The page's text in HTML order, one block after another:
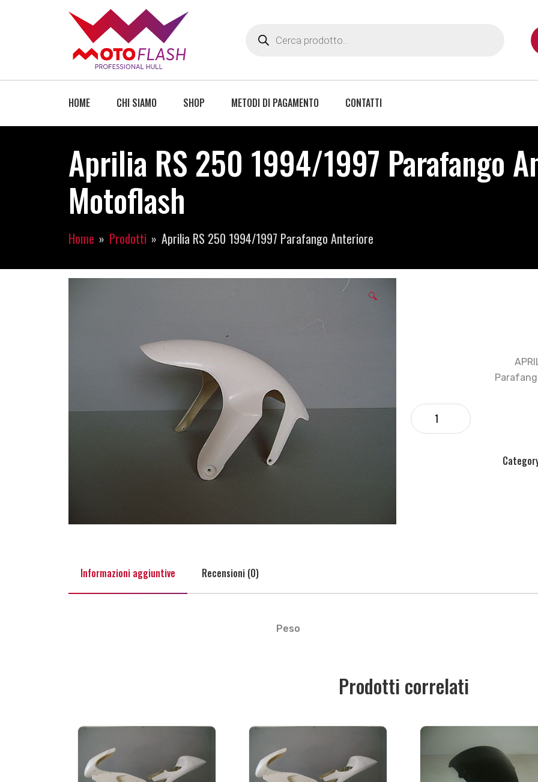
HOME CHI SIAMO SHOP METODI DI PAGAMENTO CONTATTI
Aprilia RS 250 1994/1997 Parafango
Motoflash
Home Prodotti Aprilia RS 250 1994/1997 Parafango Anteriore
🔍
Informazioni aggiuntive Recensioni (0)
Peso
Prodotti correlati